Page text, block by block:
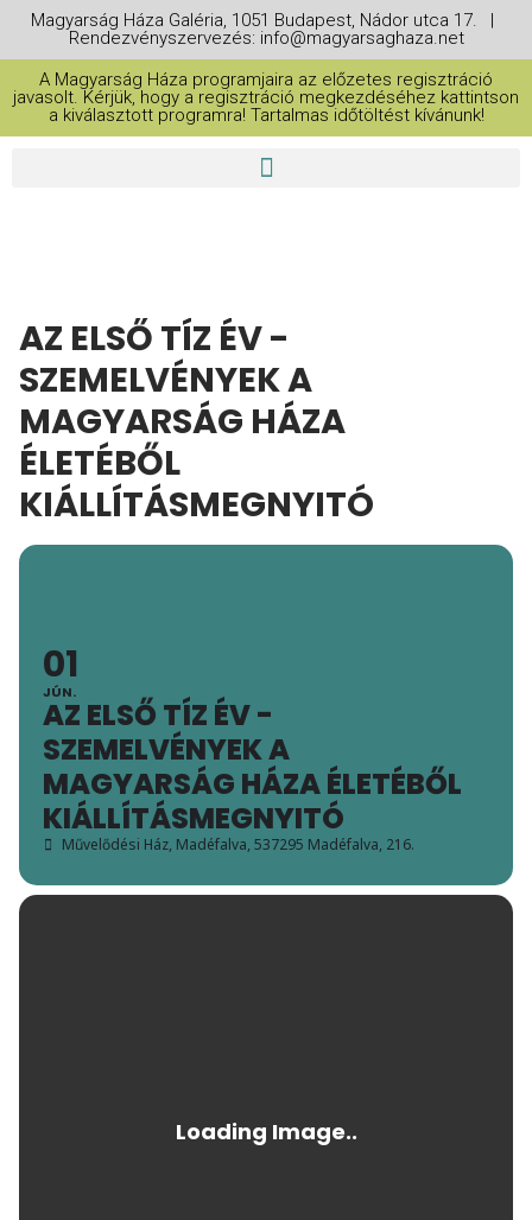
Magyarság Háza Galéria, 1051 Budapest, Nádor utca 17. |
Rendezvényszervezés: info@magyarsaghaza.net
A Magyarság Háza programjaira az előzetes regisztráció
javasolt. Kérjük, hogy a regisztráció megkezdéséhez kattintson
a kiválasztott programra! Tartalmas időtöltést kívánunk!
AZ ELSŐ TÍZ ÉV -
SZEMELVÉNYEK A
MAGYARSÁG HÁZA
ÉLETÉBŐL
KIÁLLÍTÁSMEGNYITÓ
01
JÚN.
AZ ELSŐ TÍZ ÉV -
SZEMELVÉNYEK A
MAGYARSÁG HÁZA ÉLETÉBŐL
KIÁLLÍTÁSMEGNYITÓ
Művelődési Ház, Madéfalva, 537295 Madéfalva, 216.